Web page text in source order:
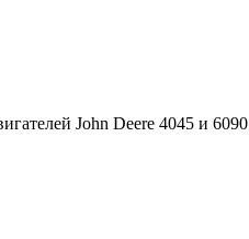
John Deere 4045 и 6090